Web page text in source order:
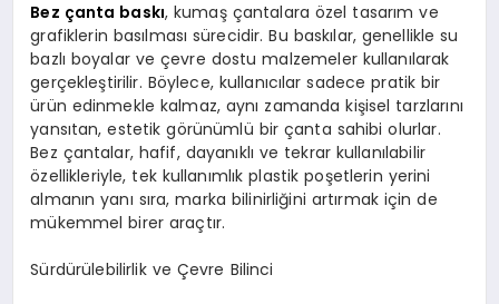
Bez çanta baskı, kumaş çantalara özel tasarım ve
grafiklerin basılması sürecidir. Bu baskılar, genellikle su
bazlı boyalar ve çevre dostu malzemeler kullanılarak
gerçekleştirilir. Böylece, kullanıcılar sadece pratik bir
ürün edinmekle kalmaz, aynı zamanda kişisel tarzlarını
yansıtan, estetik görünümlü bir çanta sahibi olurlar.
Bez çantalar, hafif, dayanıklı ve tekrar kullanılabilir
özellikleriyle, tek kullanımlık plastik poşetlerin yerini
almanın yanı sıra, marka bilinirliğini artırmak için de
mükemmel birer araçtır.
Sürdürülebilirlik ve Çevre Bilinci